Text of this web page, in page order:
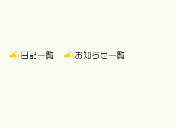
日記一覧 お知らせ一覧